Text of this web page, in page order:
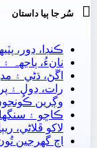
 سُر جا ٻيا داستان
ڪنڊا، ڍور،
نانءُ، ٻاجهہ
اڱڻ، ڌڻي ۽
رات، ڍول ۽
وڳرين
ڪاڇو ۽
لاکو ڦلاڻي،
اڄ گهرجين